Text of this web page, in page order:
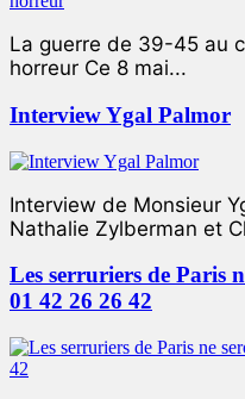
La guerre de 39-45 au
horreur Ce 8 mai...
Interview Ygal Palmor
Interview de Monsieur
Nathalie Zylberman et
Les serruriers de Paris
01 42 26 26 42